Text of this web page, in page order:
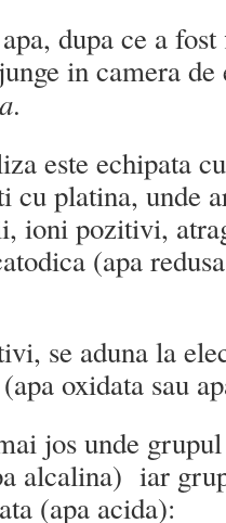
dupa ce a
in camera
.
este echipata
cu platina, unde
ioni pozitivi,
(apa
se aduna la
oxidata sau
jos unde
alcalina) iar
(apa acida):